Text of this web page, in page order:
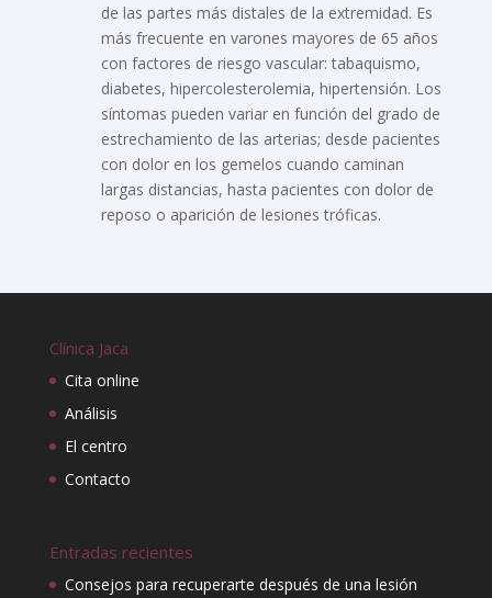
de las partes más distales de la extremidad. Es
más frecuente en varones mayores de 65 años
con factores de riesgo vascular: tabaquismo,
diabetes, hipercolesterolemia, hipertensión. Los
síntomas pueden variar en función del grado de
estrechamiento de las arterias; desde pacientes
con dolor en los gemelos cuando caminan
largas distancias, hasta pacientes con dolor de
reposo o aparición de lesiones tróficas.
Clínica Jaca
Cita online
Análisis
El centro
Contacto
Entradas recientes
Consejos para recuperarte después de una lesión